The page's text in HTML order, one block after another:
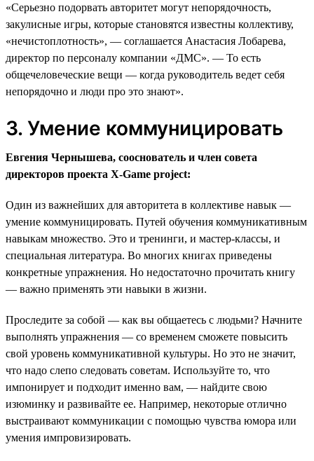
«Серьезно подорвать авторитет могут непорядочность,
закулисные игры, которые становятся известны коллективу,
«нечистоплотность», — соглашается Анастасия Лобарева,
директор по персоналу компании «ДМС». — То есть
общечеловеческие вещи — когда руководитель ведет себя
непорядочно и люди про это знают».
3. Умение коммуницировать
Евгения Чернышева, сооснователь и член совета
директоров проекта X-Game project:
Один из важнейших для авторитета в коллективе навык —
умение коммуницировать. Путей обучения коммуникативным
навыкам множество. Это и тренинги, и мастер-классы, и
специальная литература. Во многих книгах приведены
конкретные упражнения. Но недостаточно прочитать книгу
— важно применять эти навыки в жизни.
Проследите за собой — как вы общаетесь с людьми? Начните
выполнять упражнения — со временем сможете повысить
свой уровень коммуникативной культуры. Но это не значит,
что надо слепо следовать советам. Используйте то, что
импонирует и подходит именно вам, — найдите свою
изюминку и развивайте ее. Например, некоторые отлично
выстраивают коммуникации с помощью чувства юмора или
умения импровизировать.